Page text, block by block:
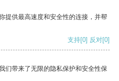
提供最高速度和安全性的连接，并帮
支持[0] 反对[0]
们带来了无限的隐私保护和安全性保